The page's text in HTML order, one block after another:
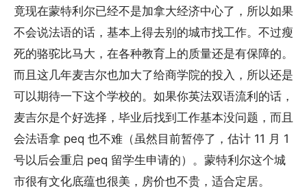
竟现在蒙特利尔已经不是加拿大经济中心了，所以如果
不会说法语的话，基本上得去别的城市找工作。不过瘦
死的骆驼比马大，在各种教育上的质量还是有保障的。
而且这几年麦吉尔也加大了给商学院的投入，所以还是
可以期待一下这个学校的。如果你英法双语流利的话，
麦吉尔是个好选择，毕业后找到工作基本没问题，而且
会法语拿 peq 也不难（虽然目前暂停了，估计 11 月 1
号以后会重启 peq 留学生申请的）。蒙特利尔这个城
市很有文化底蕴也很美，房价也不贵，适合定居。